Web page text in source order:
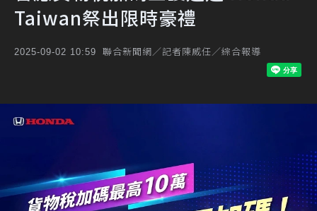
Taiwan祭出限時豪禮
2025-09-02 10:59 聯合新聞網／記者陳威任／綜合報導